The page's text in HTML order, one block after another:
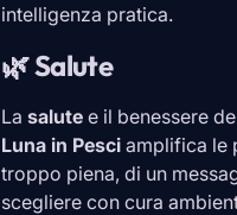
intelligenza pratica.
🌿 Salute
La salute e il benessere
Luna in Pesci amplifica le
troppo piena, di un
scegliere con cura